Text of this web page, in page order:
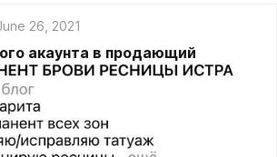
26, 2021
акаунта в продающий